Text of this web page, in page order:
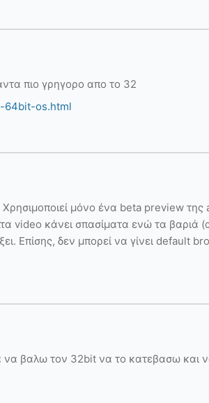
πιο γρηγορο απο το 32
64bit-os.html
μόνο ένα beta preview της
video κάνει σπασίματα ενώ τα βαριά
Επίσης, δεν μπορεί να γίνει default
βαλω τον 32bit να το κατεβασω και